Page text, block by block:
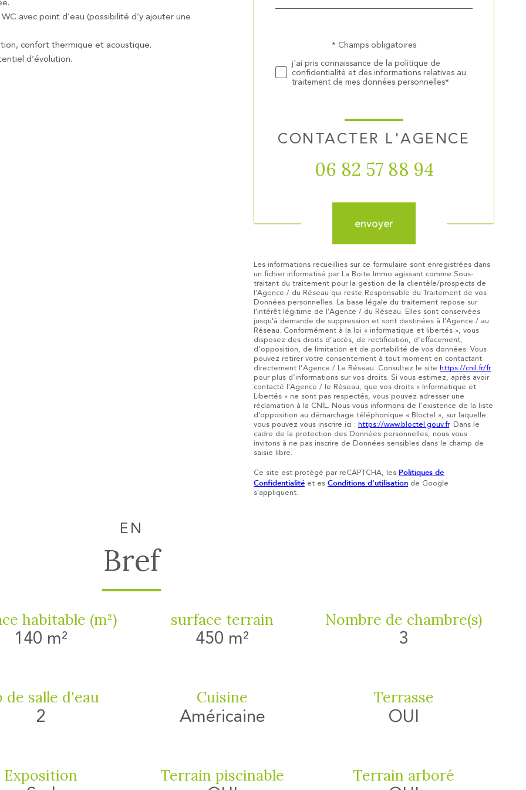
avec point d’eau (possibilité d’y ajouter une
confort thermique et acoustique.
d’évolution.
défaut
Validation* Champs obligatoires
j'ai pris connaissance de la politique de
confidentialité et des informations relatives au
traitement de mes données personnelles*
CONTACTER L'AGENCE
06 82 57 88 94
envoyer
Les informations recueillies sur ce formulaire sont enregistrées dans
un fichier informatisé par La Boite Immo agissant comme Sous-
traitant du traitement pour la gestion de la clientèle/prospects de
l'Agence / du Réseau qui reste Responsable du Traitement de vos
Données personnelles. La base légale du traitement repose sur
l'intérêt légitime de l'Agence / du Réseau. Elles sont conservées
jusqu'à demande de suppression et sont destinées à l'Agence / au
Réseau. Conformément à la loi « informatique et libertés », vous
disposez des droits d’accès, de rectification, d’effacement,
d’opposition, de limitation et de portabilité de vos données. Vous
pouvez retirer votre consentement à tout moment en contactant
directement l’Agence / Le Réseau. Consultez le site https://cnil.fr/fr
pour plus d’informations sur vos droits. Si vous estimez, après avoir
contacté l'Agence / le Réseau, que vos droits « Informatique et
Libertés » ne sont pas respectés, vous pouvez adresser une
réclamation à la CNIL. Nous vous informons de l’existence de la liste
d'opposition au démarchage téléphonique « Bloctel », sur laquelle
vous pouvez vous inscrire ici : https://www.bloctel.gouv.fr. Dans le
cadre de la protection des Données personnelles, nous vous
invitons à ne pas inscrire de Données sensibles dans le champ de
saisie libre.
Ce site est protégé par reCAPTCHA, les Politiques de
Confidentialité et es Conditions d'utilisation de Google
s'appliquent.
EN
Bref
habitable (m²)
140 m²
surface terrain
450 m²
Nombre de chambre(s)
3
de salle d'eau
2
Cuisine
Américaine
Terrasse
OUI
Exposition Terrain piscinable Terrain arboré